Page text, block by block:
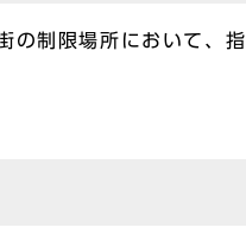
の制限場所において、指